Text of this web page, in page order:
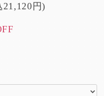
21,120円)